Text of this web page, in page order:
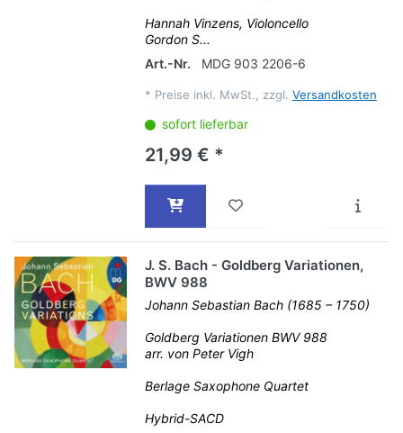
Hannah Vinzens, Violoncello
Gordon S...
Art.-Nr.
MDG 903 2206-6
* Preise inkl. MwSt., zzgl. Versandkosten
sofort lieferbar
21,99 € *
J. S. Bach - Goldberg Variationen,
BWV 988
Johann Sebastian Bach (1685 – 1750)
Goldberg Variationen BWV 988
arr. von Peter Vigh
Berlage Saxophone Quartet
Hybrid-SACD